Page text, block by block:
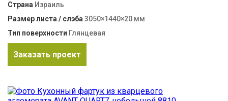
Страна Израиль
Размер листа / слэба 3050×1440×20 мм
Тип поверхности Глянцевая
Заказать проект